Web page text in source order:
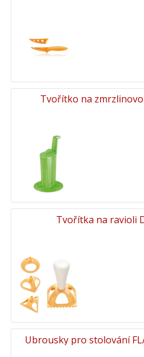
Tvořítko na
Tvořítka na ravioli
Ubrousky pro stolování